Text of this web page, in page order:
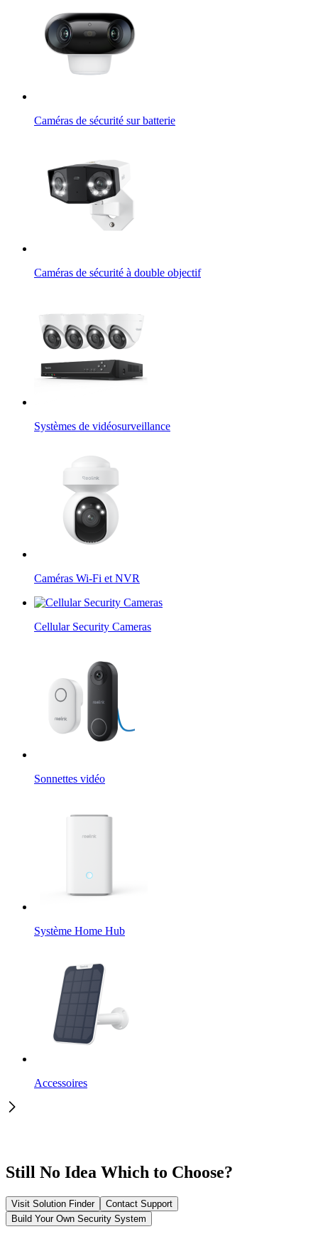
Caméras de sécurité sur batterie
Caméras de sécurité à double objectif
Systèmes de vidéosurveillance
Caméras Wi-Fi et NVR
Cellular Security Cameras
Sonnettes vidéo
Système Home Hub
Accessoires
Still No Idea Which to Choose?
Visit Solution Finder
Contact Support
Build Your Own Security System